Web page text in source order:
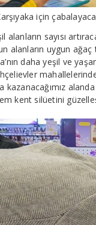
için
alanların sayısı
alanların uygun ağaç
daha yeşil ve
kazanacağımız
kent silüetini